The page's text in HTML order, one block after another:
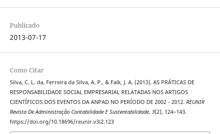
Publicado
2013-07-17
Como Citar
Silva, C. L. da, Ferreira da Silva, A. P., & Falk, J. A. (2013). AS PRÁTICAS DE
RESPONSABILIDADE SOCIAL EMPRESARIAL RELATADAS NOS ARTIGOS
CIENTÍFICOS DOS EVENTOS DA ANPAD NO PERÍODO DE 2002 - 2012. REUNIR
Revista De Administração Contabilidade E Sustentabilidade, 3(2), 124–143.
https://doi.org/10.18696/reunir.v3i2.123